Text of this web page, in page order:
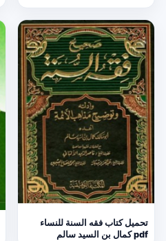
تحميل كتاب فقه السنة للنساء
pdf كمال بن السيد سالم